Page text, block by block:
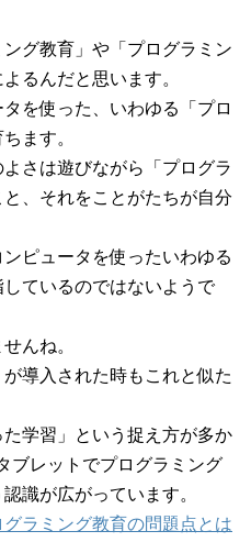
グ教育」や「プログラミン
るんだと思います。
を使った、いわゆる「プロ
ます。
さは遊びながら「プログラ
、それをことがたちが自分
ピュータを使ったいわゆる
しているのではないようで
んね。
導入された時もこれと似た
た学習」という捉え方が多か
ブレットでプログラミング
識が広がっています。
ラミング教育の問題点とは